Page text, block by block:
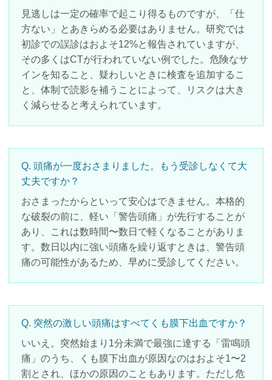
見逃しは一定の確率で起こり得るものですが、「仕
方ない」とあきらめる必要はありません。研究では
初診での誤診はおよそ12%と報告されていますが、
その多くはCTが行われていない例でした。危険なサ
インを知ること、疑わしいときに検査を追加するこ
と、体制で読影を補うことによって、リスクは大き
く減らせると考えられています。
Q. 頭痛が一度おさまりました。もう受診しなくて大
丈夫ですか？
おさまったからといって安心はできません。本格的
な破裂の前に、軽い「警告頭痛」が先行することが
あり、これは数時間〜数日で軽くなることがありま
す。数日以内に強い頭痛を繰り返すときは、警告頭
痛の可能性があるため、早めに受診してください。
Q. 突然の激しい頭痛はすべてくも膜下出血ですか？
いいえ。突然始まり1分未満で最強に達する「雷鳴頭
痛」のうち、くも膜下出血が原因なのはおよそ1〜2
割とされ、ほかの原因のこともあります。ただし危